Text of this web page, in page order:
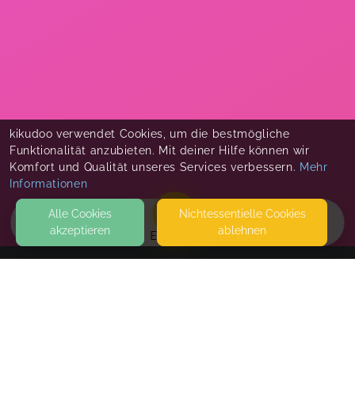
EVENTS
kikudoo verwendet Cookies, um die bestmögliche
Funktionalität anzubieten. Mit deiner Hilfe können wir
Komfort und Qualität unseres Services verbessern. Mehr
Informationen
Alle Cookies
akzeptieren
Nicht­essentielle Cookies
ablehnen